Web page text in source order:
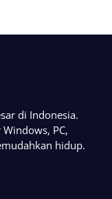
di Indonesia.
PC,
hidup.